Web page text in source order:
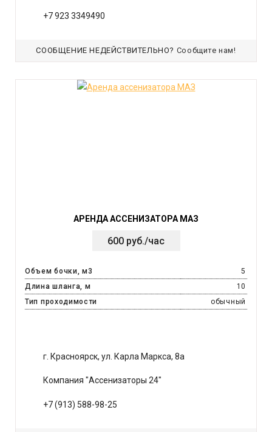
+7 923 3349490
СООБЩЕНИЕ НЕДЕЙСТВИТЕЛЬНО? Сообщите нам!
АРЕНДА АССЕНИЗАТОРА МАЗ
600 руб./час
Объем бочки, м3
5
Длина шланга, м
10
Тип проходимости
обычный
г. Красноярск, ул. Карла Маркса, 8а
Компания "Ассенизаторы 24"
+7 (913) 588-98-25